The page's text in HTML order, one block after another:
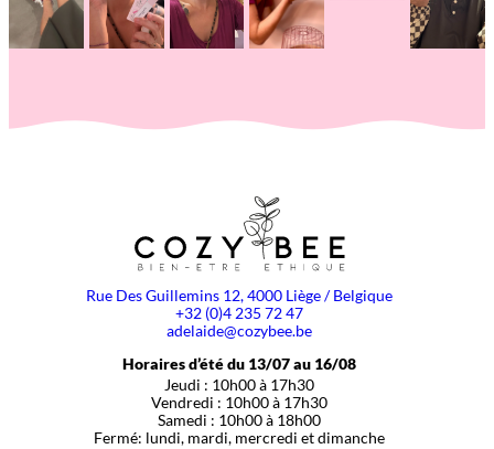
Rue Des Guillemins 12, 4000 Liège / Belgique
+32 (0)4 235 72 47
adelaide@cozybee.be
Horaires d’été du 13/07 au 16/08
Jeudi : 10h00 à 17h30
Vendredi : 10h00 à 17h30
Samedi : 10h00 à 18h00
Fermé: lundi, mardi, mercredi et dimanche